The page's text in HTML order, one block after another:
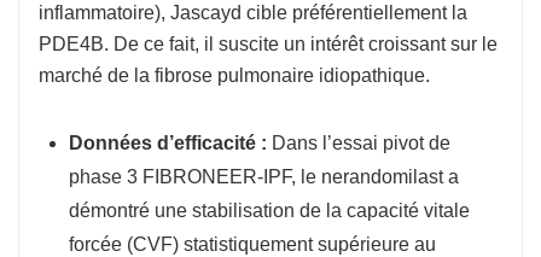
inflammatoire), Jascayd cible préférentiellement la
PDE4B. De ce fait, il suscite un intérêt croissant sur le
marché de la fibrose pulmonaire idiopathique.
Données d’efficacité : Dans l’essai pivot de
phase 3 FIBRONEER-IPF, le nerandomilast a
démontré une stabilisation de la capacité vitale
forcée (CVF) statistiquement supérieure au